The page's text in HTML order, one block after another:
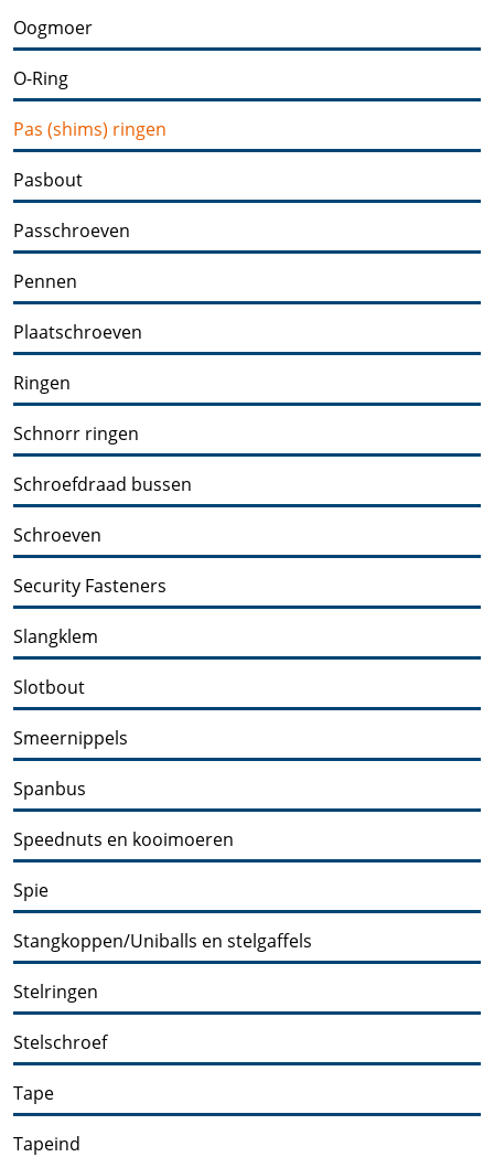
Oogmoer
O-Ring
Pas (shims) ringen
Pasbout
Passchroeven
Pennen
Plaatschroeven
Ringen
Schnorr ringen
Schroefdraad bussen
Schroeven
Security Fasteners
Slangklem
Slotbout
Smeernippels
Spanbus
Speednuts en kooimoeren
Spie
Stangkoppen/Uniballs en stelgaffels
Stelringen
Stelschroef
Tape
Tapeind